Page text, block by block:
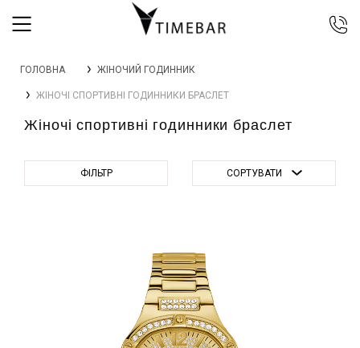
044 392 44 45
067 344 14 44 (viber)
0 800 305 805
ГОЛОВНА ЖІНОЧИЙ ГОДИННИК
ЖІНОЧІ СПОРТИВНІ ГОДИННИКИ БРАСЛЕТ
Жіночі спортивні годинники браслет
ФІЛЬТР СОРТУВАТИ